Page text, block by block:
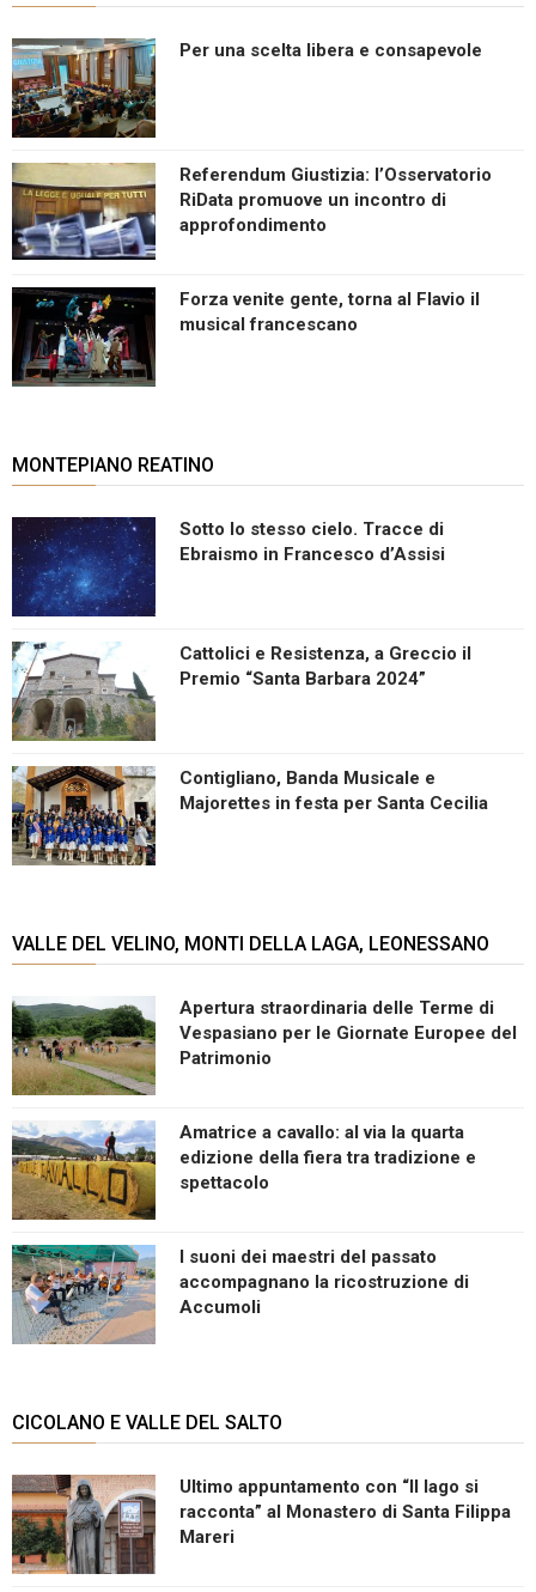
Per una scelta libera e consapevole
Referendum Giustizia: l’Osservatorio
RiData promuove un incontro di
approfondimento
Forza venite gente, torna al Flavio il
musical francescano
MONTEPIANO REATINO
Sotto lo stesso cielo. Tracce di
Ebraismo in Francesco d’Assisi
Cattolici e Resistenza, a Greccio il
Premio “Santa Barbara 2024”
Contigliano, Banda Musicale e
Majorettes in festa per Santa Cecilia
VALLE DEL VELINO, MONTI DELLA LAGA, LEONESSANO
Apertura straordinaria delle Terme di
Vespasiano per le Giornate Europee del
Patrimonio
Amatrice a cavallo: al via la quarta
edizione della fiera tra tradizione e
spettacolo
I suoni dei maestri del passato
accompagnano la ricostruzione di
Accumoli
CICOLANO E VALLE DEL SALTO
Ultimo appuntamento con “Il lago si
racconta” al Monastero di Santa Filippa
Mareri